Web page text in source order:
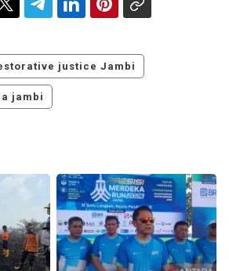
justice Jambi
jambi